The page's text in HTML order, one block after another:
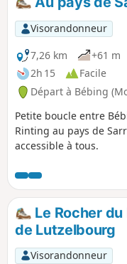
Visorandonneur
7,26 km
+61 m
2h 15
Facile
Départ à Bébing
Petite boucle entre
Rinting au pays de
accessible à tous.
Le Rocher
de Lutzelbourg
Visorandonneur